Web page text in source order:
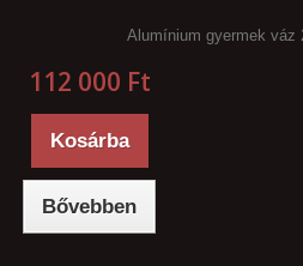
Alumínium gyermek váz
112 000 Ft‎
Kosárba
Bővebben